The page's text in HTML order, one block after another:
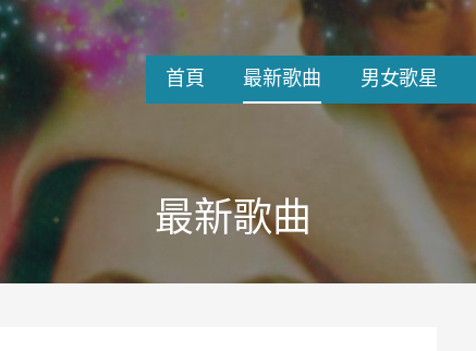
首頁 最新歌曲 男女歌星
最新歌曲